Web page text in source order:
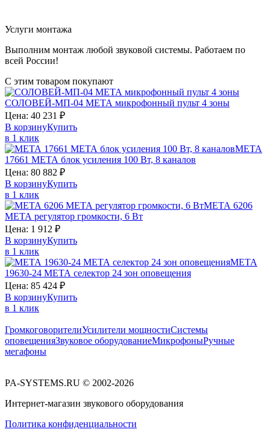
Услуги монтажа
Выполним монтаж любой звуковой системы. Работаем по
всей России!
С этим товаром покупают
СОЛОВЕЙ‑МП-04 МЕТА микрофонный пульт 4 зоны
Цена: 40 231 ₽
В корзинуКупить
в 1 клик
МЕТА
17661 МЕТА блок усиления 100 Вт, 8 каналов
Цена: 80 882 ₽
В корзинуКупить
в 1 клик
МЕТА 6206
МЕТА регулятор громкости, 6 Вт
Цена: 1 912 ₽
В корзинуКупить
в 1 клик
МЕТА
19630-24 МЕТА селектор 24 зон оповещения
Цена: 85 424 ₽
В корзинуКупить
в 1 клик
ГромкоговорителиУсилители мощностиСистемы
оповещенияЗвуковое оборудованиеМикрофоныРучные
мегафоны
PA-SYSTEMS.RU © 2002-2026
Интернет-магазин звукового оборудования
Политика конфиденциальности